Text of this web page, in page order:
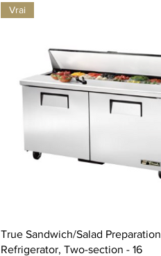
Vrai
True Sandwich/Salad Preparation
Refrigerator, Two-section - 16